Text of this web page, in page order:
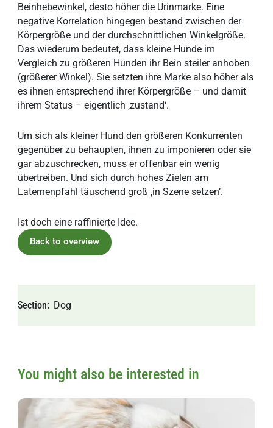
Beinhebewinkel, desto höher die Urinmarke. Eine
negative Korrelation hingegen bestand zwischen der
Körpergröße und der durchschnittlichen Winkelgröße.
Das wiederum bedeutet, dass kleine Hunde im
Vergleich zu größeren Hunden ihr Bein steiler anhoben
(größerer Winkel). Sie setzten ihre Marke also höher als
es ihnen entsprechend ihrer Körpergröße – und damit
ihrem Status – eigentlich ‚zustand‘.
Um sich als kleiner Hund den größeren Konkurrenten
gegenüber zu behaupten, ihnen zu imponieren oder sie
gar abzuschrecken, muss er offenbar ein wenig
übertreiben. Und sich durch hohes Zielen am
Laternenpfahl täuschend groß ‚in Szene setzen‘.
Ist doch eine raffinierte Idee.
Section Dog
You might also be interested in
Back to overview